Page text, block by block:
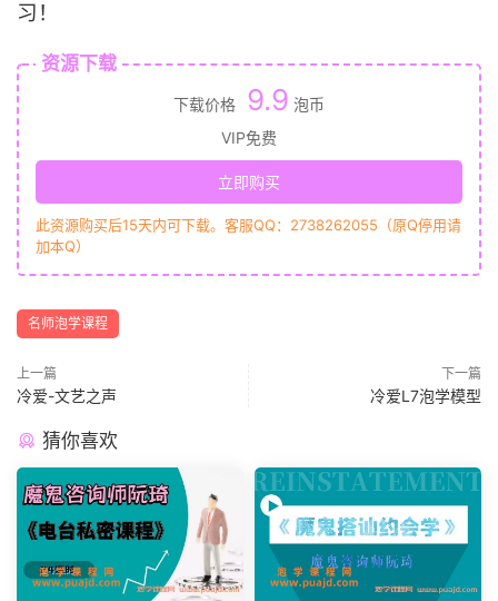
习！
资源下载
下载价格 9.9 泡币
VIP免费
立即购买
此资源购买后15天内可下载。客服QQ：2738262055（原Q停用请
加本Q）
名师泡学课程
上一篇
冷爱-文艺之声
下一篇
冷爱L7泡学模型
猜你喜欢